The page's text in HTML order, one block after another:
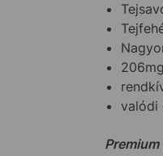
valódi